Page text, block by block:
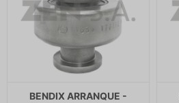
BENDIX ARRANQUE -